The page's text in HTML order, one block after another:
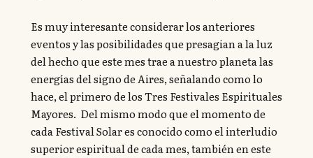
Es muy interesante considerar los anteriores
eventos y las posibilidades que presagian a la luz
del hecho que este mes trae a nuestro planeta las
energías del signo de Aires, señalando como lo
hace, el primero de los Tres Festivales Espirituales
Mayores. Del mismo modo que el momento de
cada Festival Solar es conocido como el interludio
superior espiritual de cada mes, también en este